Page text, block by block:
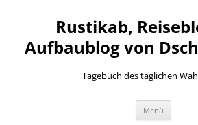
Rustikab,
Aufbaublog von
Tagebuch des täglichen
Menü